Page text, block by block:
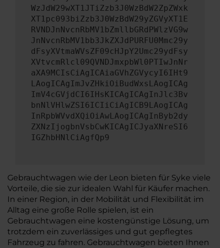
WzJdW29wXT1JTiZzb3J0WzBdW2ZpZWxk
XT1pc093biZzb3J0WzBdW29yZGVyXT1E
RVNDJnNvcnRbMV1bZmllbGRdPWlzVG9w
JnNvcnRbMV1bb3JkZXJdPURFU0Mmc29y
dFsyXVtmaWVsZF09cHJpY2Umc29ydFsy
XVtvcmRlcl09QVNDJmxpbWl0PTIwJnNr
aXA9MCIsCiAgICAiaGVhZGVycyI6IHt9
LAogICAgImJvZHkiOiBudWxsLAogICAg
ImV4cGVjdCI6IHsKICAgICAgInJlc3Bv
bnNlVHlwZSI6ICIiCiAgICB9LAogICAg
InRpbWVvdXQiOiAwLAogICAgInByb2dy
ZXNzIjogbnVsbCwKICAgICJyaXNreSI6
IGZhbHNlCiAgfQp9
Gebrauchtwagen wie der Leon bieten für Syke viele
Vorteile, die sie zur idealen Wahl für Käufer machen.
In einer Region, in der Mobilität und Flexibilität im
Alltag eine große Rolle spielen, ist ein
Gebrauchtwagen eine kostengünstige Lösung, um
trotzdem ein zuverlässiges und gut gepflegtes
Fahrzeug zu fahren. Gebrauchtwagen bieten Ihnen